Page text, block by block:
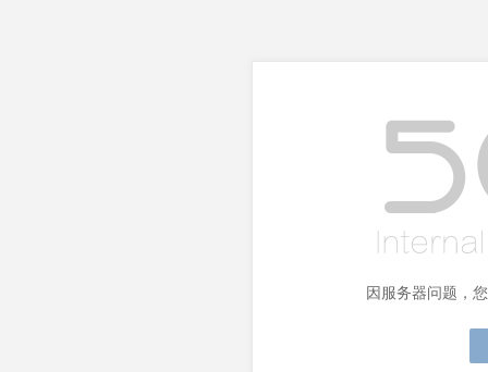
因服务器问题，